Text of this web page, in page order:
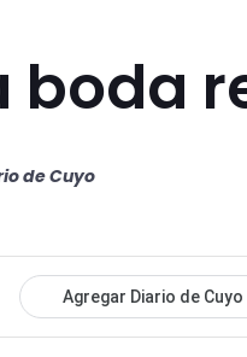
boda
de Cuyo
Agregar Diario de Cuyo